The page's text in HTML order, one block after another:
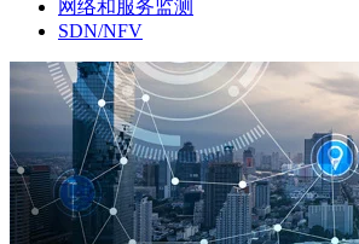
如
何
购
网络和服务监测
SDN/NFV